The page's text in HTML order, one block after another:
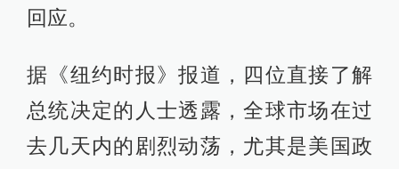
回应。
据《纽约时报》报道，四位直接了解
总统决定的人士透露，全球市场在过
去几天内的剧烈动荡，尤其是美国政